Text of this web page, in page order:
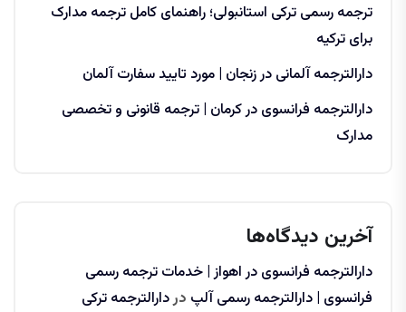
ترجمه رسمی ترکی استانبولی؛ راهنمای کامل ترجمه مدارک
برای ترکیه
دارالترجمه آلمانی در زنجان | مورد تایید سفارت آلمان
دارالترجمه فرانسوی در کرمان | ترجمه قانونی و تخصصی
مدارک
آخرین دیدگاه‌ها
دارالترجمه فرانسوی در اهواز | خدمات ترجمه رسمی
فرانسوی | دارالترجمه رسمی آلپ دردارالترجمه ترکی